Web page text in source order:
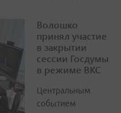
Волошко
принял участие
в закрытии
сессии Госдумы
в режиме ВКС
Центральным
событием